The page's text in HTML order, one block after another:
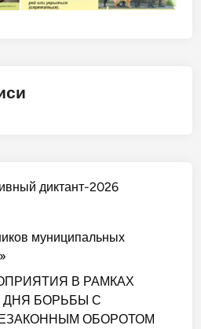
диктант-2026
муниципальных
В РАМКАХ
БОРЬБЫ С
ОБОРОТОМ